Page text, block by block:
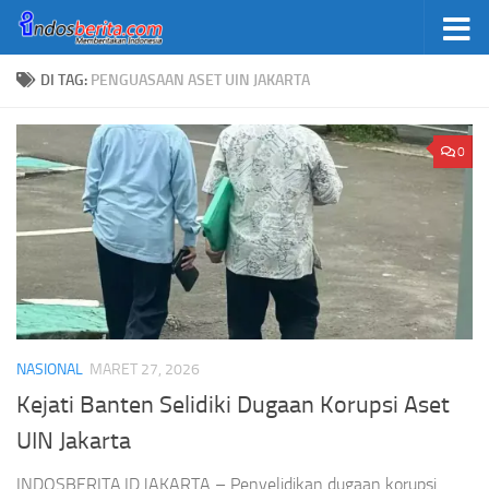
Skip to content
DI TAG: PENGUASAAN ASET UIN JAKARTA
0
NASIONAL MARET 27, 2026
Kejati Banten Selidiki Dugaan Korupsi Aset
UIN Jakarta
INDOSBERITA.ID.JAKARTA – Penyelidikan dugaan korupsi